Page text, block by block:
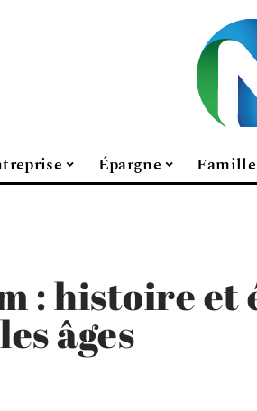
Épargne Famille
: histoire et
âges